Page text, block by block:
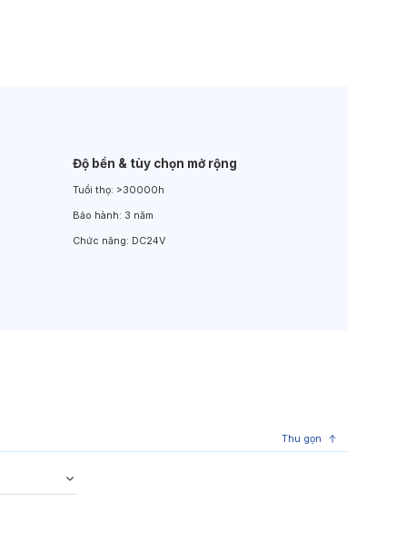
Độ bền & tùy chọn mở rộng
Tuổi thọ: >30000h
Bảo hành: 3 năm
Chức năng: DC24V
Thu gọn